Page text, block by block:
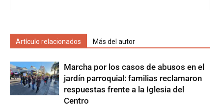
Artículo relacionados Más del autor
Marcha por los casos de abusos en el
jardín parroquial: familias reclamaron
respuestas frente a la Iglesia del
Centro